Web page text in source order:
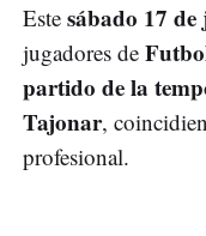
Este sábado 17
jugadores de
partido de la
Tajonar,
profesional.